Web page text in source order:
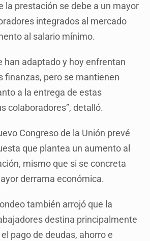
la prestación se debe a un mayor
integrados al mercado
al salario mínimo.
han adaptado y hoy enfrentan
finanzas, pero se mantienen
a la entrega de estas
colaboradores”, detalló.
Congreso de la Unión prevé
que plantea un aumento al
mismo que si se concreta
derrama económica.
también arrojó que la
destina principalmente
pago de deudas, ahorro e